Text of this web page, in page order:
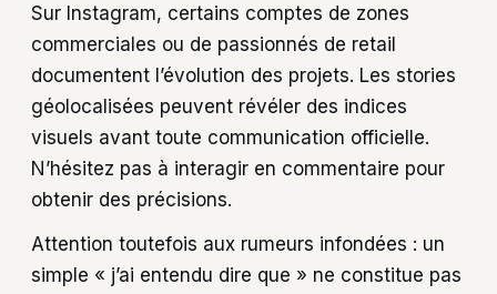
Sur Instagram, certains comptes de zones
commerciales ou de passionnés de retail
documentent l’évolution des projets. Les stories
géolocalisées peuvent révéler des indices
visuels avant toute communication officielle.
N’hésitez pas à interagir en commentaire pour
obtenir des précisions.
Attention toutefois aux rumeurs infondées : un
simple « j’ai entendu dire que » ne constitue pas